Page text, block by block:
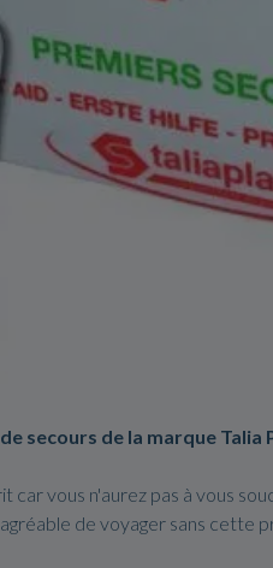
secours de la marque Talia
vous n'aurez pas à vous
de voyager sans cette